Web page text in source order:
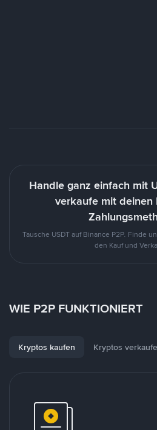
Handle ganz einfach mit
verkaufe mit deinen
Tausche USDT auf Binance P2P. Finde
den Kauf und
WIE P2P FUNKTIONIERT
Kryptos kaufen Kryptos